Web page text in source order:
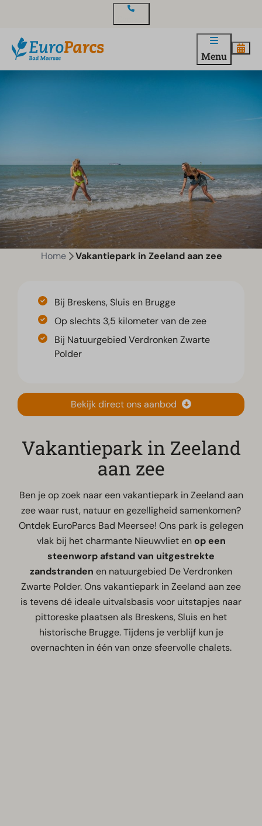
Menu
Home Vakantiepark in Zeeland aan zee
Bij Breskens, Sluis en Brugge
Op slechts 3,5 kilometer van de zee
Bij Natuurgebied Verdronken Zwarte
Polder
Bekijk direct ons aanbod
Vakantiepark in Zeeland
aan zee
Ben je op zoek naar een vakantiepark in Zeeland aan
zee waar rust, natuur en gezelligheid samenkomen?
Ontdek EuroParcs Bad Meersee! Ons park is gelegen
vlak bij het charmante Nieuwvliet enop een
steenworp afstand van uitgestrekte
zandstranden en natuurgebied De Verdronken
Zwarte Polder. Ons vakantiepark in Zeeland aan zee
is tevens dé ideale uitvalsbasis voor uitstapjes naar
pittoreske plaatsen als Breskens, Sluis en het
historische Brugge. Tijdens je verblijf kun je
overnachten in één van onze sfeervolle chalets.